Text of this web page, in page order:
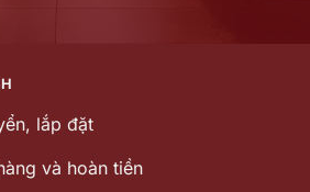
lắp đặt
và hoàn tiền